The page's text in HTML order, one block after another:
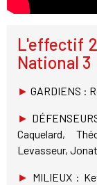
L'effectif
National 3
► GARDIENS :
►
Caquelard,
Levasseur,
► MILIEUX :